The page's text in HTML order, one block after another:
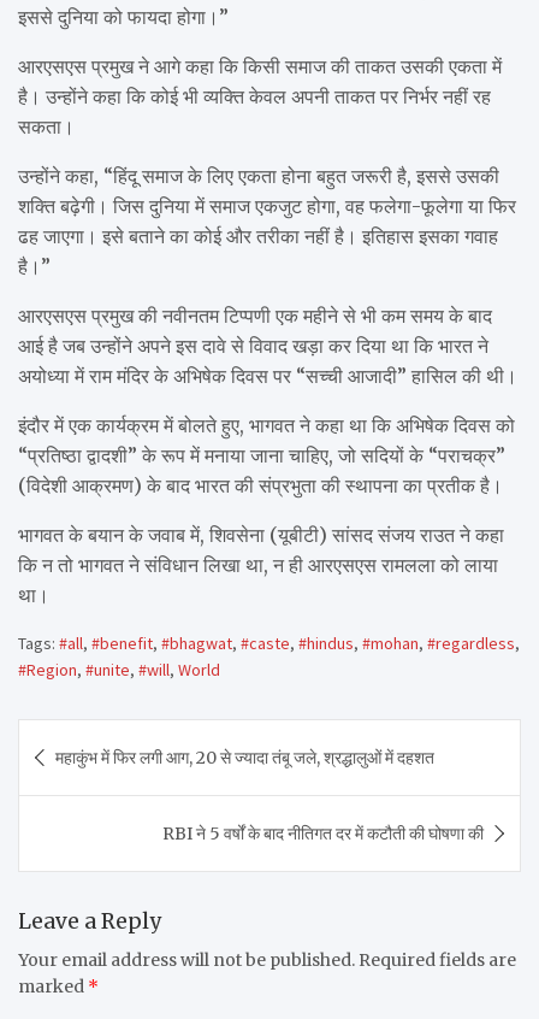
इससे दुनिया को फायदा होगा।”
आरएसएस प्रमुख ने आगे कहा कि किसी समाज की ताकत उसकी एकता में
है। उन्होंने कहा कि कोई भी व्यक्ति केवल अपनी ताकत पर निर्भर नहीं रह
सकता।
उन्होंने कहा, “हिंदू समाज के लिए एकता होना बहुत जरूरी है, इससे उसकी
शक्ति बढ़ेगी। जिस दुनिया में समाज एकजुट होगा, वह फलेगा-फूलेगा या फिर
ढह जाएगा। इसे बताने का कोई और तरीका नहीं है। इतिहास इसका गवाह
है।”
आरएसएस प्रमुख की नवीनतम टिप्पणी एक महीने से भी कम समय के बाद
आई है जब उन्होंने अपने इस दावे से विवाद खड़ा कर दिया था कि भारत ने
अयोध्या में राम मंदिर के अभिषेक दिवस पर “सच्ची आजादी” हासिल की थी।
इंदौर में एक कार्यक्रम में बोलते हुए, भागवत ने कहा था कि अभिषेक दिवस को
“प्रतिष्ठा द्वादशी” के रूप में मनाया जाना चाहिए, जो सदियों के “पराचक्र”
(विदेशी आक्रमण) के बाद भारत की संप्रभुता की स्थापना का प्रतीक है।
भागवत के बयान के जवाब में, शिवसेना (यूबीटी) सांसद संजय राउत ने कहा
कि न तो भागवत ने संविधान लिखा था, न ही आरएसएस रामलला को लाया
था।
Tags: #all, #benefit, #bhagwat, #caste, #hindus, #mohan, #regardless,
#Region, #unite, #will, World
navigation
महाकुंभ में फिर लगी आग, 20 से ज्यादा तंबू जले, श्रद्धालुओं में दहशत
RBI ने 5 वर्षों के बाद नीतिगत दर में कटौती की घोषणा की
Leave a Reply
Your email address will not be published. Required fields are
marked *